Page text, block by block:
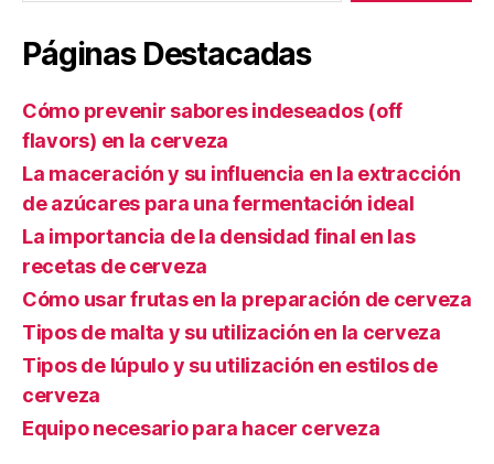
Páginas Destacadas
Cómo prevenir sabores indeseados (off
flavors) en la cerveza
La maceración y su influencia en la extracción
de azúcares para una fermentación ideal
La importancia de la densidad final en las
recetas de cerveza
Cómo usar frutas en la preparación de cerveza
Tipos de malta y su utilización en la cerveza
Tipos de lúpulo y su utilización en estilos de
cerveza
Equipo necesario para hacer cerveza